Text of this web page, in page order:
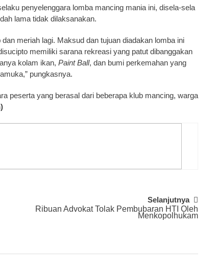
penyelenggara lomba mancing mania ini, disela-sela
lama tidak dilaksanakan.
meriah lagi. Maksud dan tujuan diadakan lomba ini
memiliki sarana rekreasi yang patut dibanggakan
kolam ikan, Paint Ball, dan bumi perkemahan yang
pungkasnya.
peserta yang berasal dari beberapa klub mancing, warga
Selanjutnya
Ribuan Advokat Tolak Pembubaran HTI Oleh
Menkopolhukam